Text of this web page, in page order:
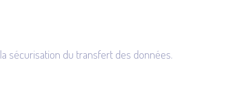
sécurisation du transfert des données.